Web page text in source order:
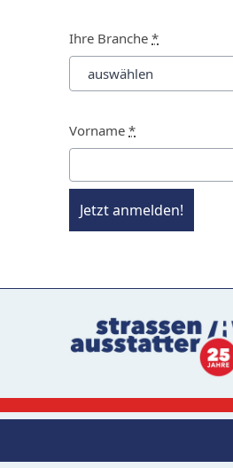
Ihre Branche *
Vorname *
Jetzt anmelden!